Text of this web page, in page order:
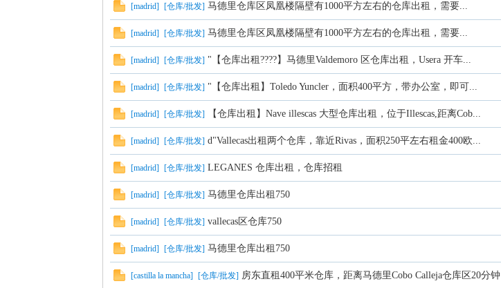
[madrid] [仓库/批发] 马德里仓库区凤凰楼隔壁有1000平方左右的仓库出租，需要...
[madrid] [仓库/批发] 马德里仓库区凤凰楼隔壁有1000平方左右的仓库出租，需要...
[madrid] [仓库/批发] "【仓库出租????️】马德里Valdemoro 区仓库出租，Usera 开车...
[madrid] [仓库/批发] "【仓库出租】Toledo Yuncler，面积400平方，带办公室，即可...
[madrid] [仓库/批发] 【仓库出租】Nave illescas 大型仓库出租，位于Illescas,距离Cob...
[madrid] [仓库/批发] d"Vallecas出租两个仓库，靠近Rivas，面积250平左右租金400欧...
[madrid] [仓库/批发] LEGANES 仓库出租，仓库招租
[madrid] [仓库/批发] 马德里仓库出租750
[madrid] [仓库/批发] vallecas区仓库750
[madrid] [仓库/批发] 马德里仓库出租750
[castilla la mancha] [仓库/批发] 房东直租400平米仓库，距离马德里Cobo Calleja仓库区20分钟